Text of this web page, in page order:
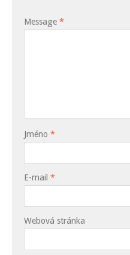
Message *
Jméno *
E-mail *
Webová stránka